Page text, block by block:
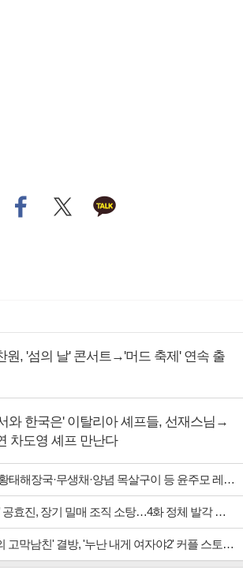
원, '섬의 날' 콘서트→'머드 축제' 연속 출
와 한국은' 이탈리아 셰프들, 선재스님→
차도영 셰프 만난다
해장국·무생채·양념 목살구이 등 윤주모 레시피 섭렵
진, 장기 밀매 조직 소탕…4화 정체 발각 위기 예고
막남친' 결방, '누난 내게 여자야2' 커플 스토리 편성